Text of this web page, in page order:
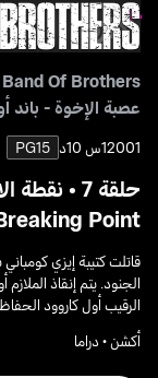
Band Of Brothers
عصبة الإخوة - باند
20011س 10د PG15
حلقة 7 • نقطة الانهيار
Point
قاتلت كتيبة إيزي
الجنود. يتم إنقاذ
الرقيب أول كاروود
ما جعله يحصل على ترقية.
أكشن • دراما